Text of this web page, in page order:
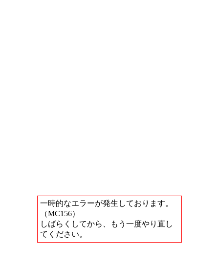
一時的なエラーが発生しております。
（MC156）
しばらくしてから、もう一度やり直し
てください。